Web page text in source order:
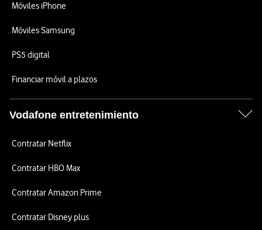
Móviles iPhone
Móviles Samsung
PS5 digital
Financiar móvil a plazos
Vodafone entretenimiento
Contratar Netflix
Contratar HBO Max
Contratar Amazon Prime
Contratar Disney plus